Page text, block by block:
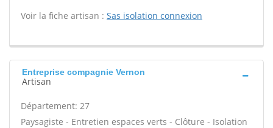
Voir la fiche artisan : Sas isolation connexion
Entreprise compagnie Vernon
Artisan
Département: 27
Paysagiste - Entretien espaces verts - Clôture - Isolation